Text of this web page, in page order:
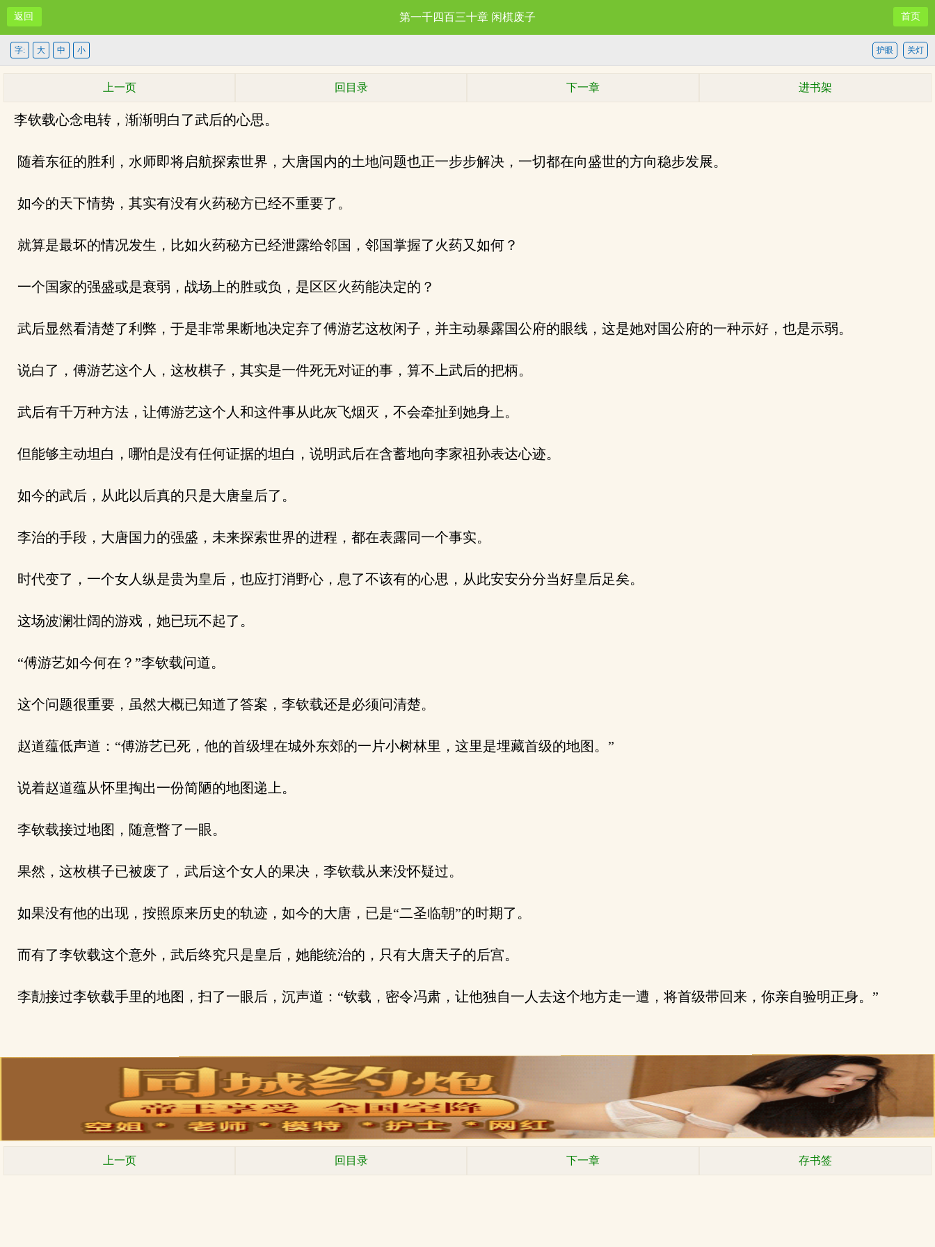
返回 第一千四百三十章 闲棋废子 首页
关灯
护眼
字: 大 中 小
上一页 回目录 下一章 进书架
李钦载心念电转，渐渐明白了武后的心思。
随着东征的胜利，水师即将启航探索世界，大唐国内的土地问题也正一步步解决，一切都在向盛世的方向稳步发展。
如今的天下情势，其实有没有火药秘方已经不重要了。
就算是最坏的情况发生，比如火药秘方已经泄露给邻国，邻国掌握了火药又如何？
一个国家的强盛或是衰弱，战场上的胜或负，是区区火药能决定的？
武后显然看清楚了利弊，于是非常果断地决定弃了傅游艺这枚闲子，并主动暴露国公府的眼线，这是她对国公府的一种示好，也是示弱。
说白了，傅游艺这个人，这枚棋子，其实是一件死无对证的事，算不上武后的把柄。
武后有千万种方法，让傅游艺这个人和这件事从此灰飞烟灭，不会牵扯到她身上。
但能够主动坦白，哪怕是没有任何证据的坦白，说明武后在含蓄地向李家祖孙表达心迹。
如今的武后，从此以后真的只是大唐皇后了。
李治的手段，大唐国力的强盛，未来探索世界的进程，都在表露同一个事实。
时代变了，一个女人纵是贵为皇后，也应打消野心，息了不该有的心思，从此安安分分当好皇后足矣。
这场波澜壮阔的游戏，她已玩不起了。
“傅游艺如今何在？”李钦载问道。
这个问题很重要，虽然大概已知道了答案，李钦载还是必须问清楚。
赵道蕴低声道：“傅游艺已死，他的首级埋在城外东郊的一片小树林里，这里是埋藏首级的地图。”
说着赵道蕴从怀里掏出一份简陋的地图递上。
李钦载接过地图，随意瞥了一眼。
果然，这枚棋子已被废了，武后这个女人的果决，李钦载从来没怀疑过。
如果没有他的出现，按照原来历史的轨迹，如今的大唐，已是“二圣临朝”的时期了。
而有了李钦载这个意外，武后终究只是皇后，她能统治的，只有大唐天子的后宫。
李勣接过李钦载手里的地图，扫了一眼后，沉声道：“钦载，密令冯肃，让他独自一人去这个地方走一遭，将首级带回来，你亲自验明正身。”
上一页 回目录 下一章 存书签